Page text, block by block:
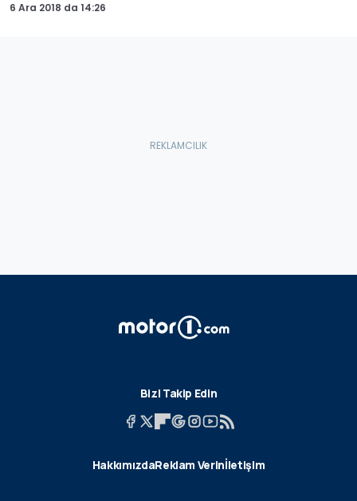
6 Ara 2018 da 14:26
Bizi Takip Edin
HakkımızdaReklam Verinİletişim